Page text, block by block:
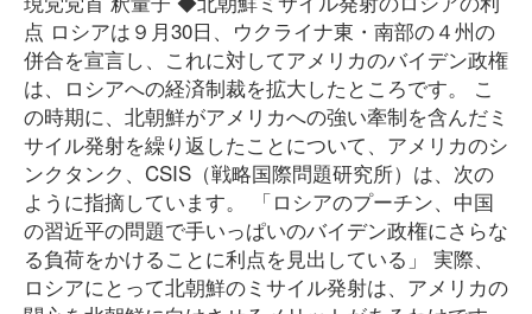
点 ロシアは９月30日、ウクライナ東・南部の４州の
併合を宣言し、これに対してアメリカのバイデン政権
は、ロシアへの経済制裁を拡大したところです。 こ
の時期に、北朝鮮がアメリカへの強い牽制を含んだミ
サイル発射を繰り返したことについて、アメリカのシ
ンクタンク、CSIS（戦略国際問題研究所）は、次の
ように指摘しています。 「ロシアのプーチン、中国
の習近平の問題で手いっぱいのバイデン政権にさらな
る負荷をかけることに利点を見出している」 実際、
ロシアにとって北朝鮮のミサイル発射は、アメリカの